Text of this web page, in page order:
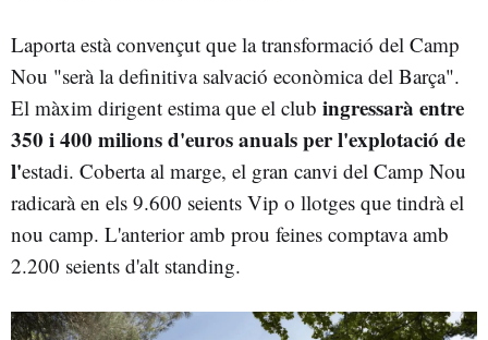
Laporta està convençut que la transformació del Camp
Nou "serà la definitiva salvació econòmica del Barça".
El màxim dirigent estima que el club ingressarà entre
350 i 400 milions d'euros anuals per l'explotació de
l'estadi. Coberta al marge, el gran canvi del Camp Nou
radicarà en els 9.600 seients Vip o llotges que tindrà el
nou camp. L'anterior amb prou feines comptava amb
2.200 seients d'alt standing.